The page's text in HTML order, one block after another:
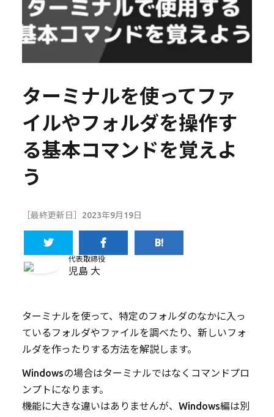
ターミナルを使ってファ
イルやフォルダを操作す
る基本コマンドを覚えよ
う
［最終更新日］2023年9月19日
代表取締役
児島 大
ターミナルを使って、特定のフォルダのなかに入っ
ているフォルダやファイルを調べたり、新しいフォ
ルダを作ったりする方法を解説します。
Windowsの場合はターミナルではなくコマンドプロ
ンプトになります。
機能に大きな違いはありませんが、Windows編は別